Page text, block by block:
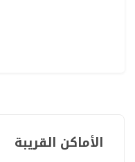
الأماكن القريبة